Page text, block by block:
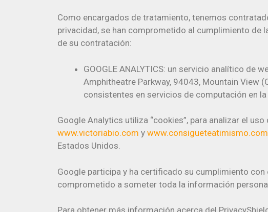
Como encargados de tratamiento, tenemos
privacidad, se han comprometido al cumplimiento de
de su contratación:
GOOGLE ANALYTICS: un servicio analítico de
Amphitheatre Parkway, 94043, Mountain View
consistentes en servicios de computación en
Google Analytics utiliza “cookies”, para analizar el
www.victoriabio.com y www.consigueteatimismo.com
Estados Unidos.
Google participa y ha certificado su cumplimiento con
comprometido a someter toda la información
Para obtener más información acerca del